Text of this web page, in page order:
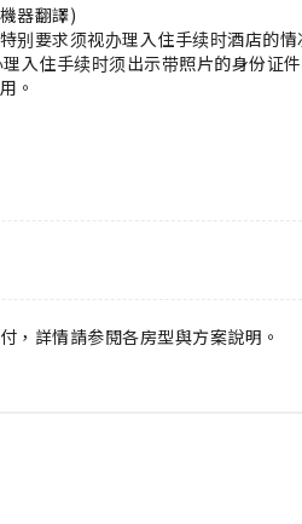
器翻譯)
别要求须视办理入住手续时酒店的情
入住手续时须出示带照片的身份证
。
，詳情請参閱各房型與方案說明。